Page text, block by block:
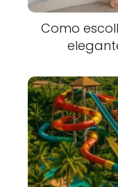
Como